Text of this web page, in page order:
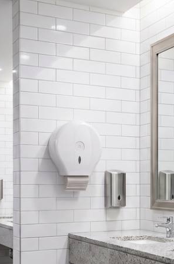
electricidad ni baterías. Funciona de
eléctrico inestable.Carcasa
a los arañazos e impermeable.
como centros comerciales,
para dos rollos: reduce la
la administración de las
de papel.Inversión rentable: Menor
prácticamente nulos. Mejor
proyectos de aseos de
de papel con sensor: higiene sin
automático de toallas de papel
Al ser un dispensador de papel
cuando se detectan manos bajo el
sin contacto: Los usuarios
los riesgos de contaminación
de los baños de hoteles,
del consumo de
y reduce el coste de consumo a